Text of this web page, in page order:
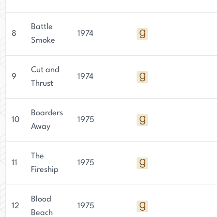
8
Battle
Smoke
1974
9
Cut and
Thrust
1974
10
Boarders
Away
1975
11
The
Fireship
1975
12
Blood
Beach
1975